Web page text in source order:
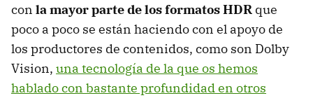
con la mayor parte de los formatos HDR que
poco a poco se están haciendo con el apoyo de
los productores de contenidos, como son Dolby
Vision, una tecnología de la que os hemos
hablado con bastante profundidad en otros